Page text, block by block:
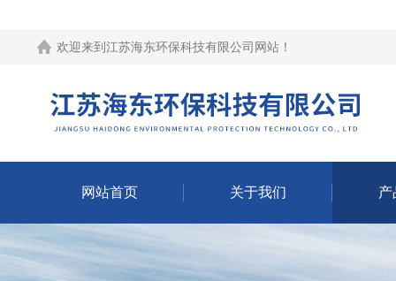
欢迎来到江苏海东环保科技有限公司网站！
网站首页 关于我们 产